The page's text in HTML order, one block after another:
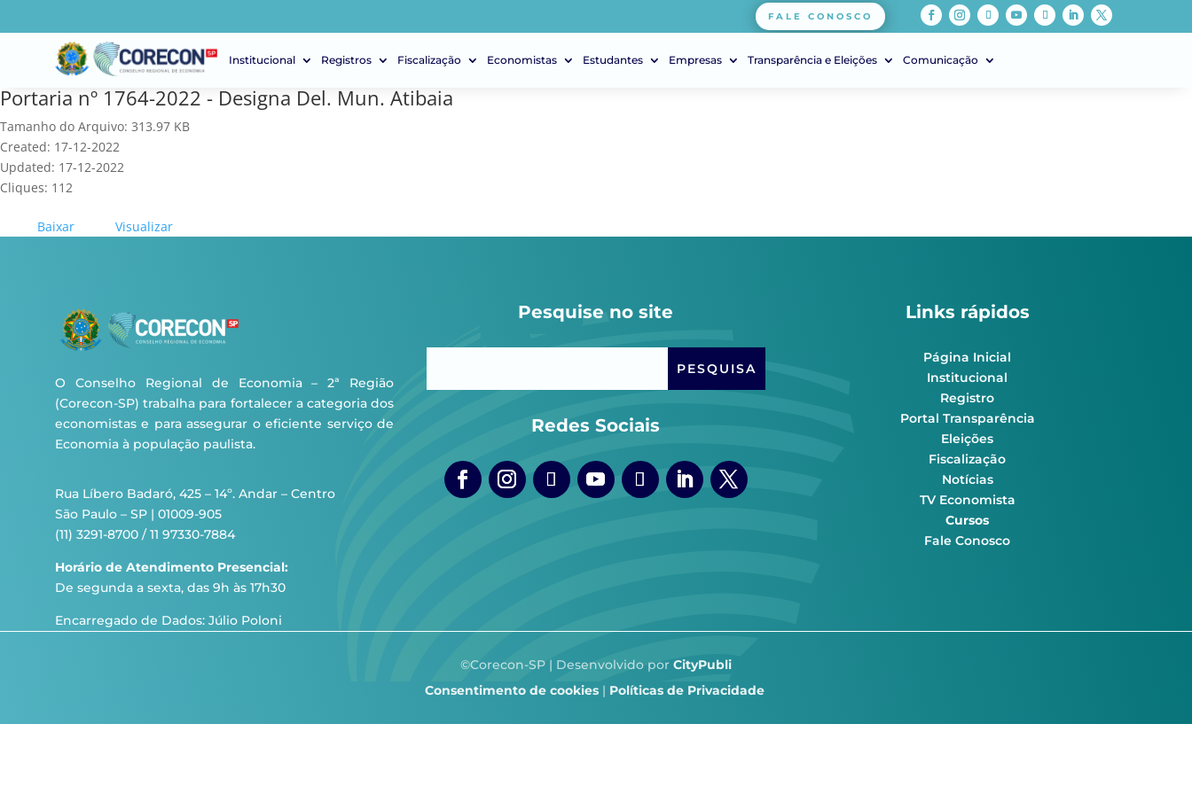
FALE CONOSCO
Institucional Registros Fiscalização Economistas Estudantes Empresas Transparência e Eleições Comunicação
Portaria nº 1764-2022 - Designa Del. Mun. Atibaia
Tamanho do Arquivo: 313.97 KB
Created: 17-12-2022
Updated: 17-12-2022
Cliques: 112
Baixar Visualizar
O Conselho Regional de Economia – 2ª Região
(Corecon-SP) trabalha para fortalecer a categoria dos
economistas e para assegurar o eficiente serviço de
Economia à população paulista.
Rua Líbero Badaró, 425 – 14º. Andar – Centro
São Paulo – SP | 01009-905
(11) 3291-8700 / 11 97330-7884
Horário de Atendimento Presencial:
De segunda a sexta, das 9h às 17h30
Encarregado de Dados: Júlio Poloni
Pesquise no site
Redes Sociais
Links rápidos
Página Inicial
Institucional
Registro
Portal Transparência
Eleições
Fiscalização
Notícias
TV Economista
Cursos
Fale Conosco
©Corecon-SP | Desenvolvido por CityPubli
Consentimento de cookies| Políticas de Privacidade